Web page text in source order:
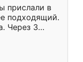
прислали в
подходящий.
Через 3
Остались